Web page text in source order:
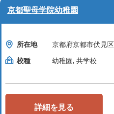
京都聖母学院幼稚園
所在地
京都府京都市伏見
校種
幼稚園, 共学校
詳細を見る